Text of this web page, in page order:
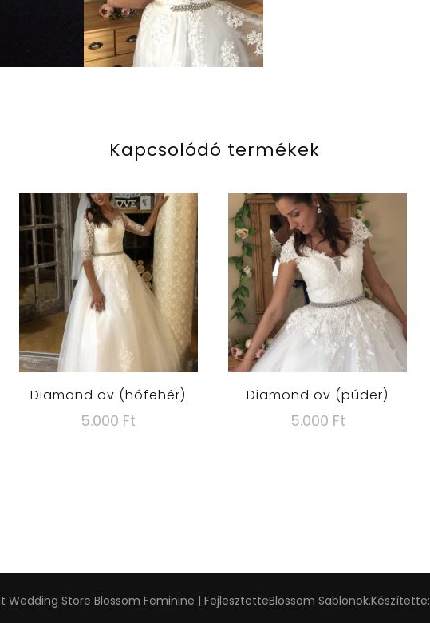
Kapcsolódó termékek
Diamond öv (hófehér)
5.000 Ft
Diamond öv (púder)
5.000 Ft
Wedding Store Blossom Feminine | FejlesztetteBlossom Sablonok.Készítette: